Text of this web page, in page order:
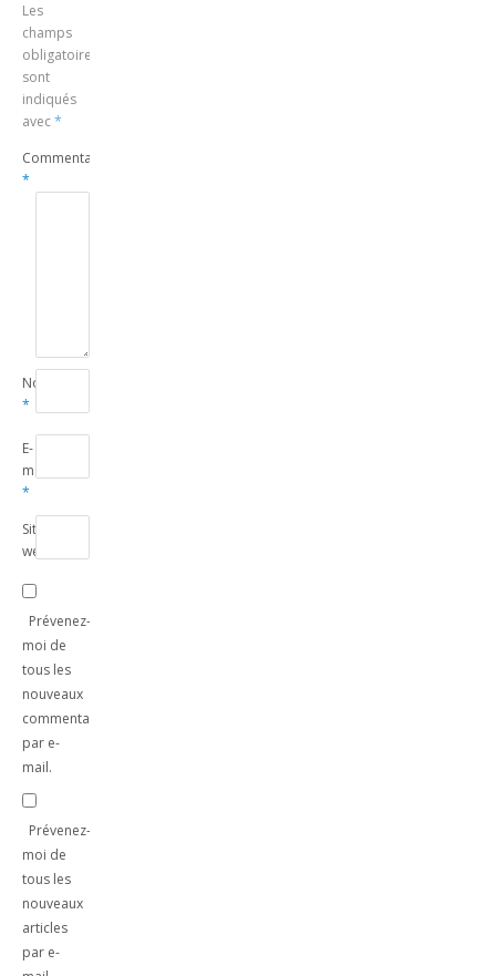
Les
champs
obligatoires
sont
indiqués
avec*
Commentaire
*
Nom
*
E-
mail
*
Site
web
Prévenez-
moi de
tous les
nouveaux
commentaires
par e-
mail.
Prévenez-
moi de
tous les
nouveaux
articles
par e-